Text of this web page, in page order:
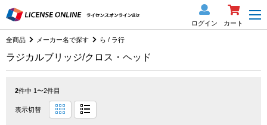
ログイン カート
全商品 メーカー名で探す ら / ラ行
ラジカルブリッジ/クロス・ヘッド
2件中 1〜2件目
表示切替